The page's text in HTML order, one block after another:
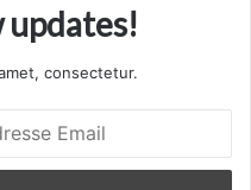
updates!
consectetur.